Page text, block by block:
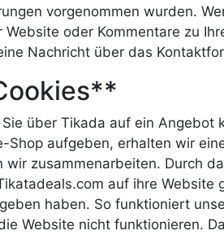
vorgenommen wurden.
Website oder Kommentare zu
Nachricht über das
Sie über Tikada auf ein Angebot
Shop aufgeben, erhalten wir
wir zusammenarbeiten. Durch
auf ihre Website
haben. So funktioniert
Website nicht funktionieren.